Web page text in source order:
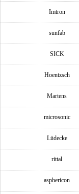
Imtron
sunfab
SICK
Hoentzsch
Martens
microsonic
Lüdecke
rittal
asphericon